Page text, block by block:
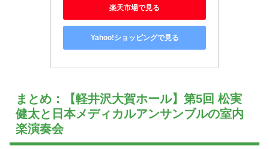
楽天市場で見る
Yahoo!ショッピングで見る
まとめ：【軽井沢大賀ホール】第5回 松実
健太と日本メディカルアンサンブルの室内
楽演奏会